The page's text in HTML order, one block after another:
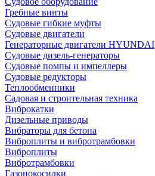
Гребные винты
Судовые гибкие муфты
Судовые двигатели
Генераторные двигатели HYUNDAI
Судовые дизель-генераторы
Судовые помпы и импеллеры
Судовые редукторы
Теплообменники
Садовая и строительная техника
Виброкатки
Дизельные приводы
Вибраторы для бетона
Виброплиты и вибротрамбовки
Виброплиты
Вибротрамбовки
Газонокосилки